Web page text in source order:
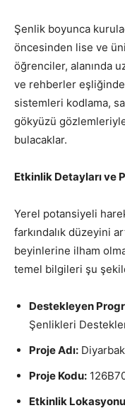
Şenlik boyunca
öncesinden lise ve
öğrenciler, alanında
ve rehberler eşliğinde
sistemleri kodlama,
gökyüzü gözlemleriyle
bulacaklar.
Etkinlik Detayları ve
Yerel potansiyeli
farkındalık düzeyini
beyinlerine ilham
temel bilgileri şu
Destekleyen
Şenlikleri
Proje Adı:
Proje Kodu:
Etkinlik